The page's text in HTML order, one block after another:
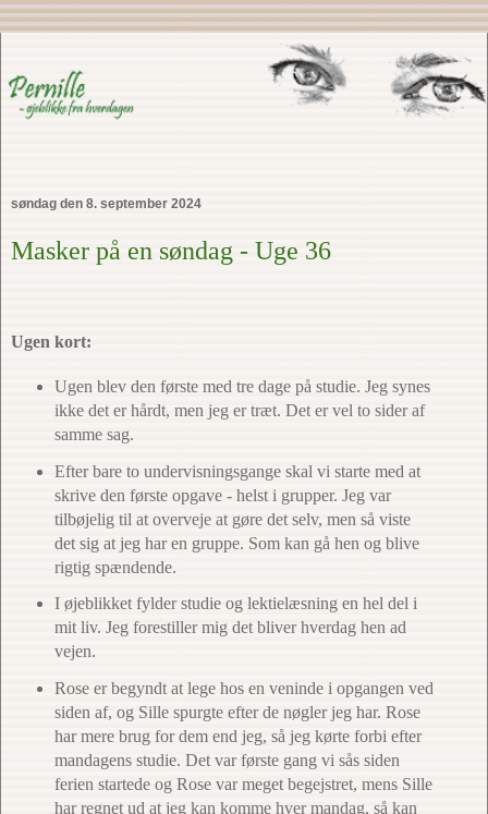
søndag den 8. september 2024
Masker på en søndag - Uge 36
Ugen kort:
Ugen blev den første med tre dage på studie. Jeg synes
ikke det er hårdt, men jeg er træt. Det er vel to sider af
samme sag.
Efter bare to undervisningsgange skal vi starte med at
skrive den første opgave - helst i grupper. Jeg var
tilbøjelig til at overveje at gøre det selv, men så viste
det sig at jeg har en gruppe. Som kan gå hen og blive
rigtig spændende.
I øjeblikket fylder studie og lektielæsning en hel del i
mit liv. Jeg forestiller mig det bliver hverdag hen ad
vejen.
Rose er begyndt at lege hos en veninde i opgangen ved
siden af, og Sille spurgte efter de nøgler jeg har. Rose
har mere brug for dem end jeg, så jeg kørte forbi efter
mandagens studie. Det var første gang vi sås siden
ferien startede og Rose var meget begejstret, mens Sille
har regnet ud at jeg kan komme hver mandag, så kan